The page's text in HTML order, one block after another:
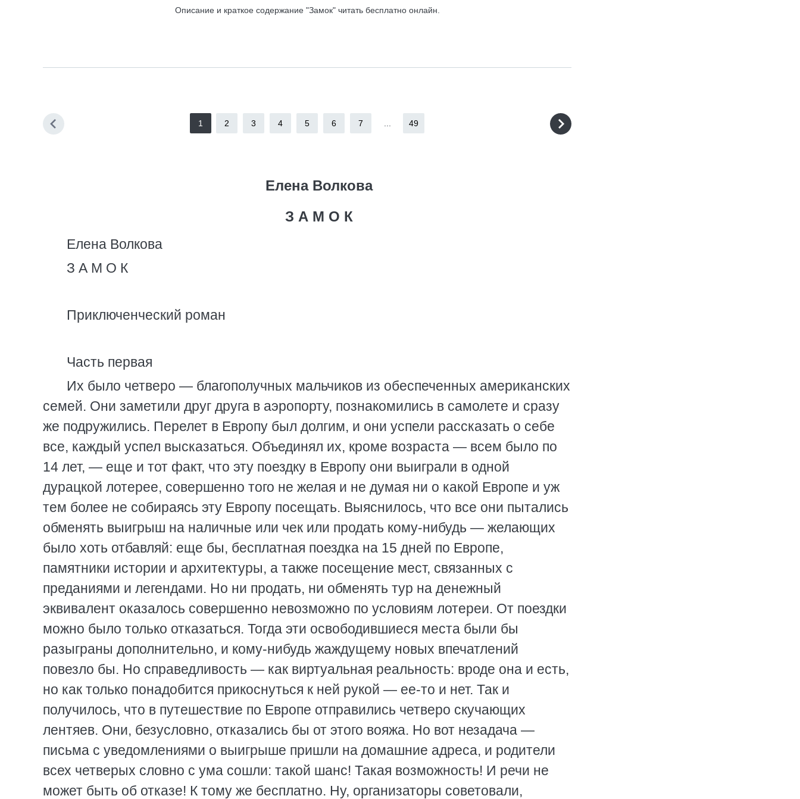
Описание и краткое содержание "Замок" читать бесплатно онлайн.
1 2 3 4 5 6 7 49
Елена Волкова
З А М О К
Елена Волкова
З А М О К
Приключенческий роман
Часть первая
Их было четверо — благополучных мальчиков из обеспеченных американских
семей. Они заметили друг друга в аэропорту, познакомились в самолете и сразу
же подружились. Перелет в Европу был долгим, и они успели рассказать о себе
все, каждый успел высказаться. Объединял их, кроме возраста — всем было по
14 лет, — еще и тот факт, что эту поездку в Европу они выиграли в одной
дурацкой лотерее, совершенно того не желая и не думая ни о какой Европе и уж
тем более не собираясь эту Европу посещать. Выяснилось, что все они пытались
обменять выигрыш на наличные или чек или продать кому-нибудь — желающих
было хоть отбавляй: еще бы, бесплатная поездка на 15 дней по Европе,
памятники истории и архитектуры, а также посещение мест, связанных с
преданиями и легендами. Но ни продать, ни обменять тур на денежный
эквивалент оказалось совершенно невозможно по условиям лотереи. От поездки
можно было только отказаться. Тогда эти освободившиеся места были бы
разыграны дополнительно, и кому-нибудь жаждущему новых впечатлений
повезло бы. Но справедливость — как виртуальная реальность: вроде она и есть,
но как только понадобится прикоснуться к ней рукой — ее-то и нет. Так и
получилось, что в путешествие по Европе отправились четверо скучающих
лентяев. Они, безусловно, отказались бы от этого вояжа. Но вот незадача —
письма с уведомлениями о выигрыше пришли на домашние адреса, и родители
всех четверых словно с ума сошли: такой шанс! Такая возможность! И речи не
может быть об отказе! К тому же бесплатно. Ну, организаторы советовали,